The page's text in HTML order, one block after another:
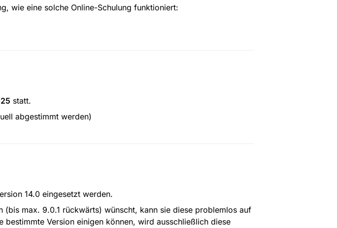
wie eine solche Online-Schulung funktioniert:
statt.
abgestimmt werden)
14.0 eingesetzt werden.
(bis max. 9.0.1 rückwärts) wünscht, kann sie diese problemlos auf
bestimmte Version einigen können, wird ausschließlich diese